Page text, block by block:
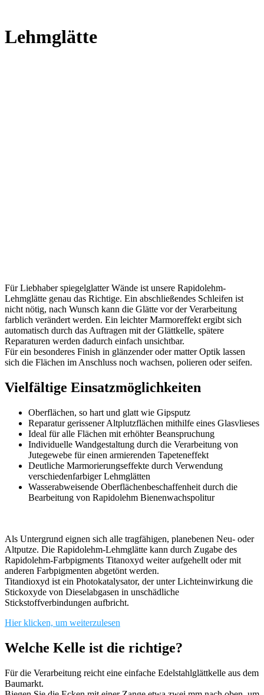
Lehmglätte
Für Liebhaber spiegelglatter Wände ist unsere Rapidolehm-
Lehmglätte genau das Richtige. Ein abschließendes Schleifen ist
nicht nötig, nach Wunsch kann die Glätte vor der Verarbeitung
farblich verändert werden. Ein leichter Marmoreffekt ergibt sich
automatisch durch das Auftragen mit der Glättkelle, spätere
Reparaturen werden dadurch einfach unsichtbar.
Für ein besonderes Finish in glänzender oder matter Optik lassen
sich die Flächen im Anschluss noch wachsen, polieren oder seifen.
Vielfältige Einsatzmöglichkeiten
Oberflächen, so hart und glatt wie Gipsputz
Reparatur gerissener Altplutzflächen mithilfe eines Glasvlieses
Ideal für alle Flächen mit erhöhter Beanspruchung
Individuelle Wandgestaltung durch die Verarbeitung von
Jutegewebe für einen armierenden Tapeteneffekt
Deutliche Marmorierungseffekte durch Verwendung
verschiedenfarbiger Lehmglätten
Wasserabweisende Oberflächenbeschaffenheit durch die
Bearbeitung von Rapidolehm Bienenwachspolitur
Als Untergrund eignen sich alle tragfähigen, planebenen Neu- oder
Altputze. Die Rapidolehm-Lehmglätte kann durch Zugabe des
Rapidolehm-Farbpigments Titanoxyd weiter aufgehellt oder mit
anderen Farbpigmenten abgetönt werden.
Titandioxyd ist ein Photokatalysator, der unter Lichteinwirkung die
Stickoxyde von Dieselabgasen in unschädliche
Stickstoffverbindungen aufbricht.
Hier klicken, um weiterzulesen
Welche Kelle ist die richtige?
Für die Verarbeitung reicht eine einfache Edelstahlglättkelle aus dem
Baumarkt.